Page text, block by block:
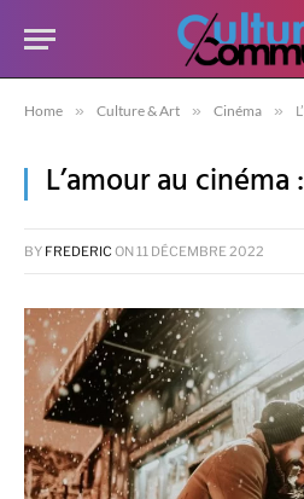
Home » Culture & Art » Cinéma »
L’amour au
BY FREDERIC ON 11 DÉCEMBRE 2022